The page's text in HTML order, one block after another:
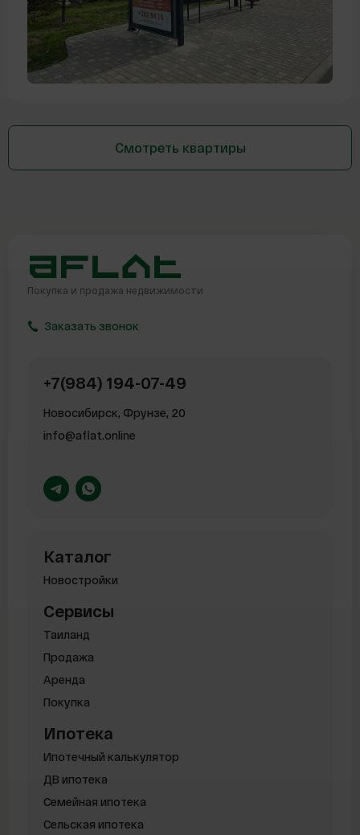
Смотреть квартиры
Покупка и продажа недвижимости
Заказать звонок
+7(984) 194-07-49
Новосибирск, Фрунзе, 20
info@aflat.online
Каталог
Новостройки
Сервисы
Таиланд
Продажа
Аренда
Покупка
Ипотека
Ипотечный калькулятор
ДВ ипотека
Семейная ипотека
Сельская ипотека